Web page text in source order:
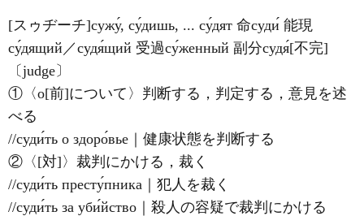
[スゥヂーチ]сужу́, су́дишь, ... су́дят 命суди́ 能現
су́дящий／судя́щий 受過су́женный 副分судя́[不完]
〔judge〕
①〈о[前]について〉判断する，判定する，意見を述
べる
//суди́ть о здоро́вье｜健康状態を判断する
②〈[対]〉裁判にかける，裁く
//суди́ть престу́пника｜犯人を裁く
//суди́ть за уби́йство｜殺人の容疑で裁判にかける